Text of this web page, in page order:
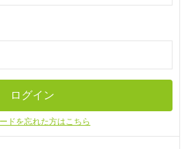
ドを忘れた方はこちら